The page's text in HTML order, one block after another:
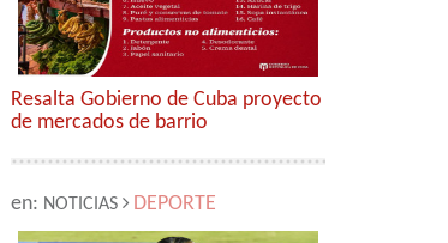
Resalta Gobierno de Cuba proyecto
de mercados de barrio
en: NOTICIAS DEPORTE